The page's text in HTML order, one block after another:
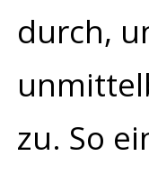
durch,
zu. So